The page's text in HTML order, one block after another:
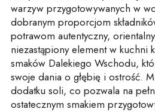
warzyw przygotowywanych w
dobranym proporcjom
potrawom autentyczny,
niezastąpiony element w kuchni
smaków Dalekiego Wschodu,
swoje dania o głębię i ostrość.
dodatku soli, co pozwala na
ostatecznym smakiem